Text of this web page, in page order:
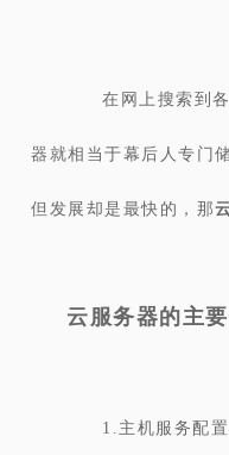
在网上搜索到
器就相当于幕后人专门
但发展却是最快的，那
云服务器的主要
1.主机服务配